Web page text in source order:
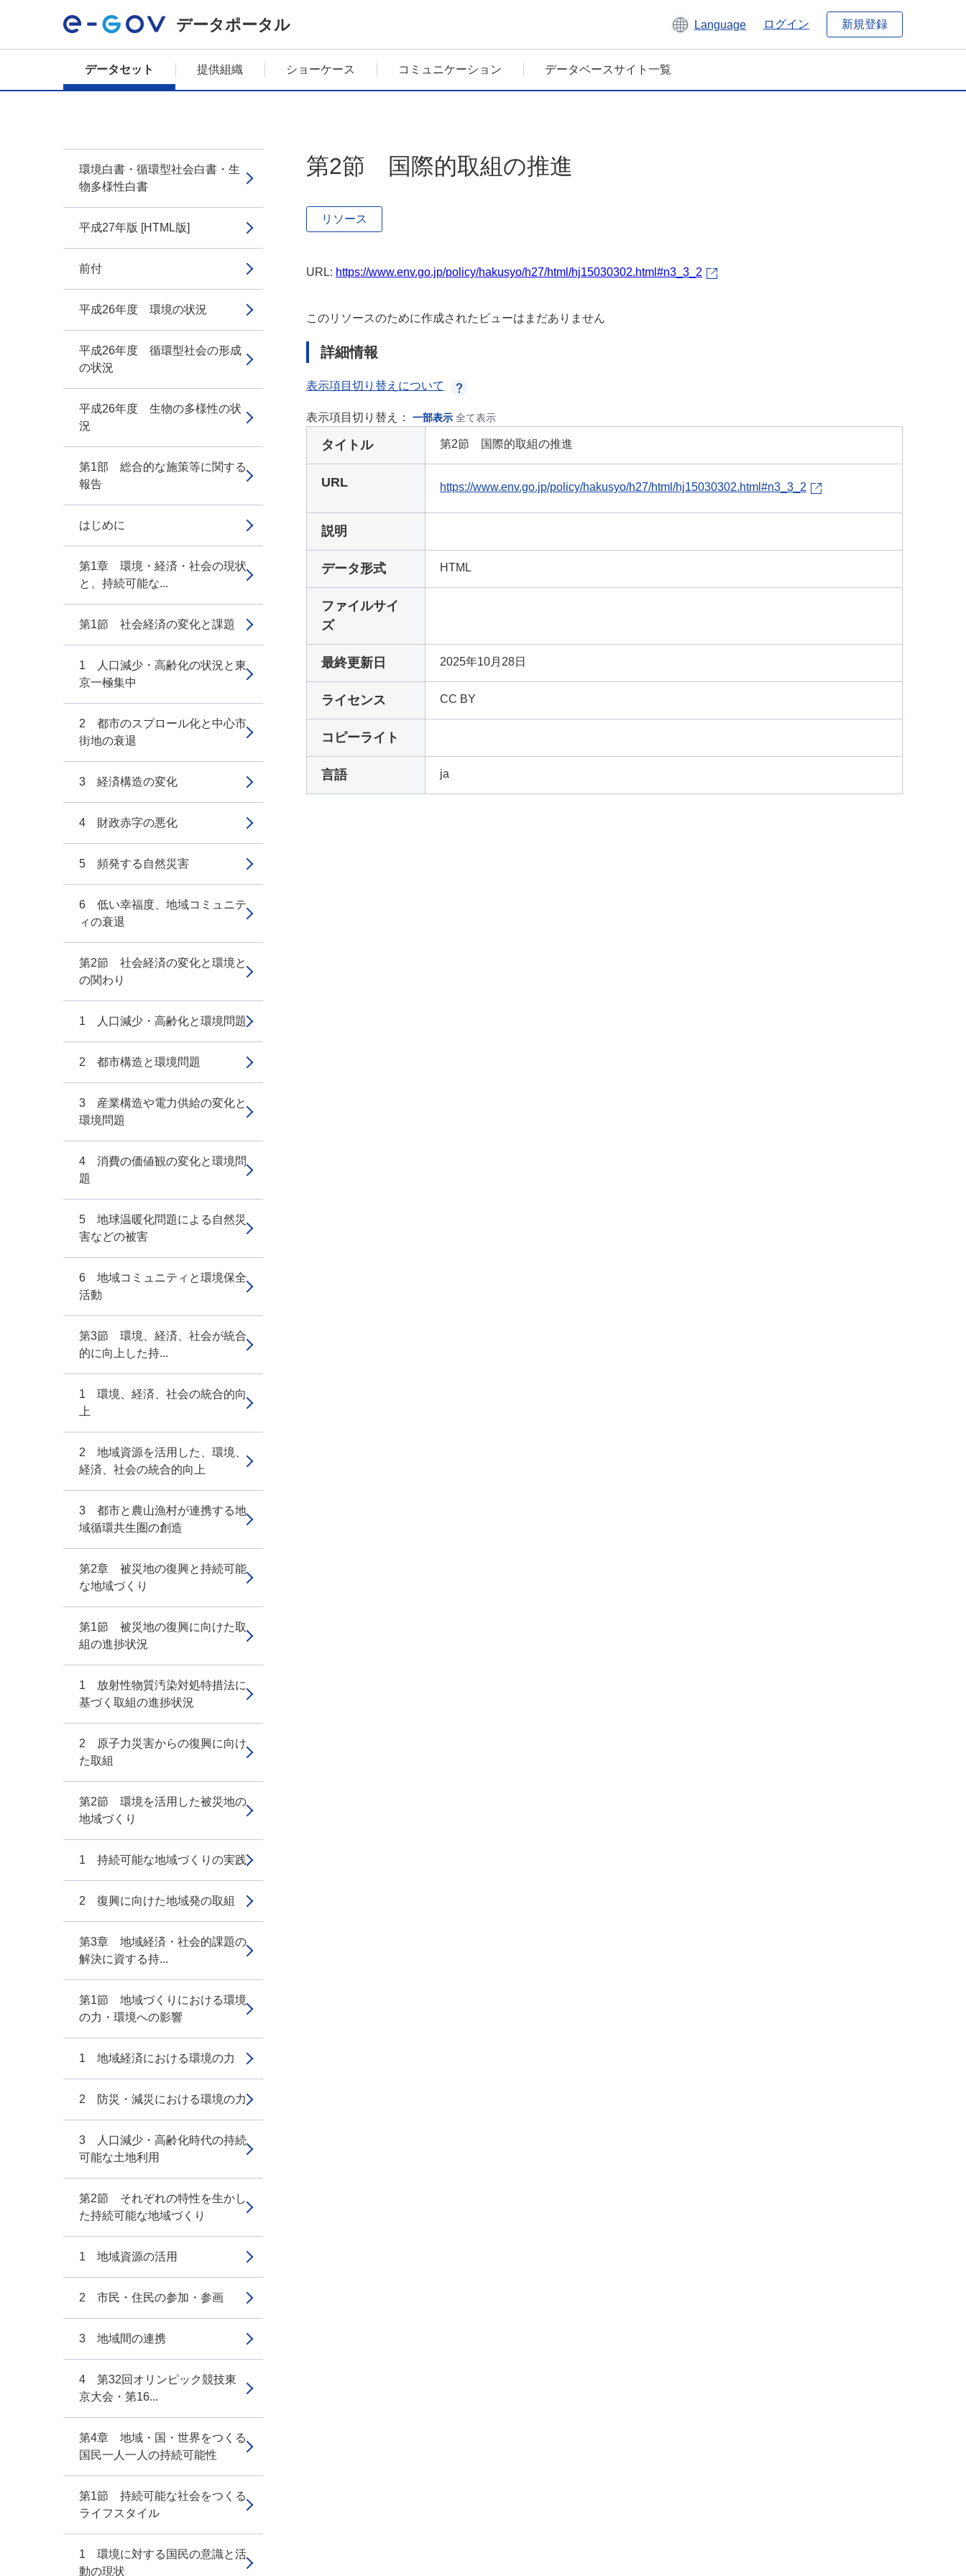
データポータル Language ログイン 新規登録
データセット 提供組織 ショーケース コミュニケーション データベースサイト一覧
環境白書・循環型社会白書・生
物多様性白書
平成27年版 [HTML版]
前付
平成26年度 環境の状況
平成26年度 循環型社会の形成
の状況
平成26年度 生物の多様性の状
況
第1部 総合的な施策等に関する
報告
はじめに
第1章 環境・経済・社会の現状
と、持続可能な...
第1節 社会経済の変化と課題
1 人口減少・高齢化の状況と東
京一極集中
2 都市のスプロール化と中心市
街地の衰退
3 経済構造の変化
4 財政赤字の悪化
5 頻発する自然災害
6 低い幸福度、地域コミュニテ
ィの衰退
第2節 社会経済の変化と環境と
の関わり
1 人口減少・高齢化と環境問題
2 都市構造と環境問題
3 産業構造や電力供給の変化と
環境問題
4 消費の価値観の変化と環境問
題
5 地球温暖化問題による自然災
害などの被害
6 地域コミュニティと環境保全
活動
第3節 環境、経済、社会が統合
的に向上した持...
1 環境、経済、社会の統合的向
上
2 地域資源を活用した、環境、
経済、社会の統合的向上
3 都市と農山漁村が連携する地
域循環共生圏の創造
第2章 被災地の復興と持続可能
な地域づくり
第1節 被災地の復興に向けた取
組の進捗状況
1 放射性物質汚染対処特措法に
基づく取組の進捗状況
2 原子力災害からの復興に向け
た取組
第2節 環境を活用した被災地の
地域づくり
1 持続可能な地域づくりの実践
2 復興に向けた地域発の取組
第3章 地域経済・社会的課題の
解決に資する持...
第1節 地域づくりにおける環境
の力・環境への影響
1 地域経済における環境の力
2 防災・減災における環境の力
3 人口減少・高齢化時代の持続
可能な土地利用
第2節 それぞれの特性を生かし
た持続可能な地域づくり
1 地域資源の活用
2 市民・住民の参加・参画
3 地域間の連携
4 第32回オリンピック競技東
京大会・第16...
第4章 地域・国・世界をつくる
国民一人一人の持続可能性
第1節 持続可能な社会をつくる
ライフスタイル
1 環境に対する国民の意識と活
動の現状
第2節 国際的取組の推進
リソース
URL: https://www.env.go.jp/policy/hakusyo/h27/html/hj15030302.html#n3_3_2
このリソースのために作成されたビューはまだありません
詳細情報
表示項目切り替えについて
表示項目切り替え： 一部表示 全て表示
タイトル 第2節 国際的取組の推進
URL https://www.env.go.jp/policy/hakusyo/h27/html/hj15030302.html#n3_3_2
説明
データ形式 HTML
ファイルサイ
ズ
最終更新日 2025年10月28日
ライセンス CC BY
コピーライト
言語 ja